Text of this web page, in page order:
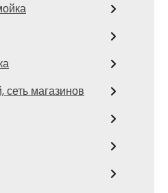
магазинов